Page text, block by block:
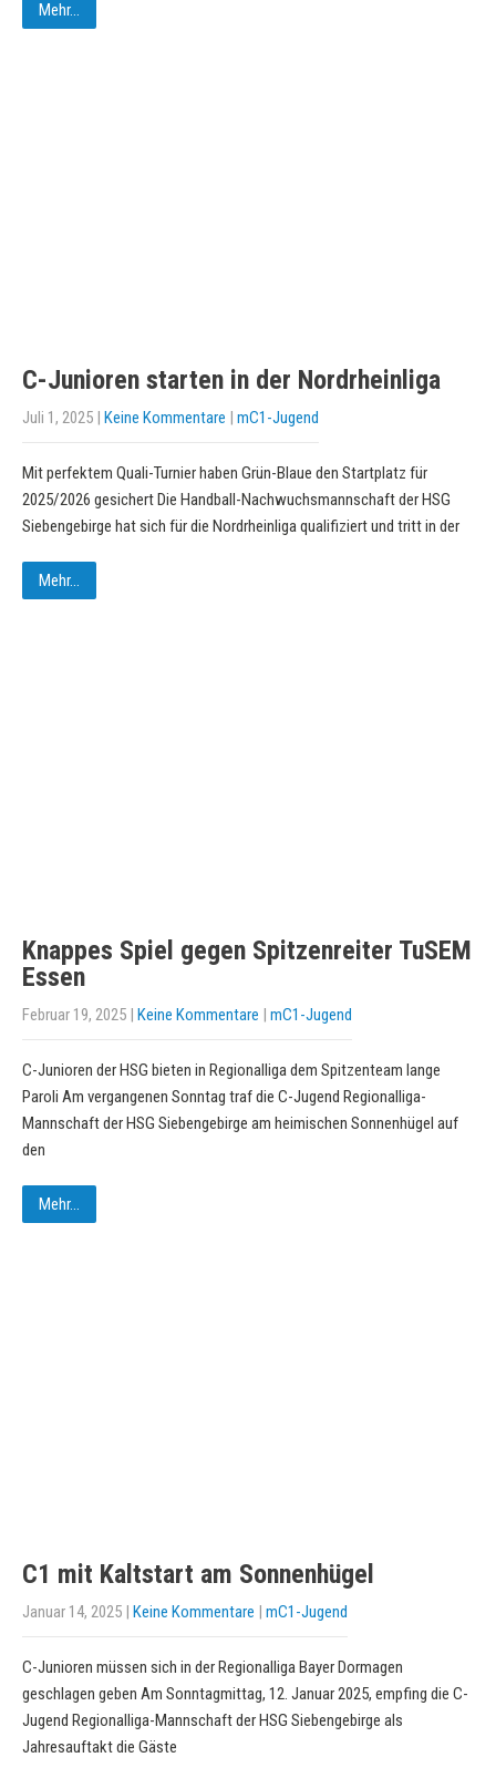
Mehr...
C-Junioren starten in der Nordrheinliga
Juli 1, 2025 | Keine Kommentare | mC1-Jugend
Mit perfektem Quali-Turnier haben Grün-Blaue den Startplatz für
2025/2026 gesichert Die Handball-Nachwuchsmannschaft der HSG
Siebengebirge hat sich für die Nordrheinliga qualifiziert und tritt in der
Mehr...
Knappes Spiel gegen Spitzenreiter TuSEM
Essen
Februar 19, 2025 | Keine Kommentare | mC1-Jugend
C-Junioren der HSG bieten in Regionalliga dem Spitzenteam lange
Paroli Am vergangenen Sonntag traf die C-Jugend Regionalliga-
Mannschaft der HSG Siebengebirge am heimischen Sonnenhügel auf
den
Mehr...
C1 mit Kaltstart am Sonnenhügel
Januar 14, 2025 | Keine Kommentare | mC1-Jugend
C-Junioren müssen sich in der Regionalliga Bayer Dormagen
geschlagen geben Am Sonntagmittag, 12. Januar 2025, empfing die C-
Jugend Regionalliga-Mannschaft der HSG Siebengebirge als
Jahresauftakt die Gäste